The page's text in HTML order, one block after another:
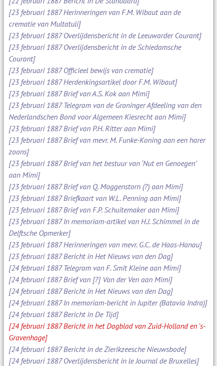
[23 februari 1887 Herinneringen van F.M. Wibaut aan de
crematie van Multatuli]
[23 februari 1887 Overlijdensbericht in de Leeuwarder Courant]
[23 februari 1887 Overlijdensbericht in de Schiedamsche
Courant]
[23 februari 1887 Officieel bewijs van crematie]
[23 februari 1887 Herdenkingsartikel door F.M. Wibaut]
[23 februari 1887 Brief van A.S. Kok aan Mimi]
[23 februari 1887 Telegram van de Groninger Afdeeling van den
Nederlandschen Bond voor Algemeen Kiesrecht aan Mimi]
[23 februari 1887 Brief van P.H. Ritter aan Mimi]
[23 februari 1887 Brief van mevr. M. Funke-Koning aan een harer
zoons]
[23 februari 1887 Brief van het bestuur van ‘Nut en Genoegen’
aan Mimi]
[23 februari 1887 Brief van Q. Moggenstorn (?) aan Mimi]
[23 februari 1887 Briefkaart van W.L. Penning aan Mimi]
[23 februari 1887 Brief van F.P. Schuitemaker aan Mimi]
[23 februari 1887 In memoriam-artikel van H.J. Schimmel in de
Delftsche Opmerker]
[23 februari 1887 Herinneringen van mevr. G.C. de Haas-Hanau]
[23 februari 1887 Bericht in Het Nieuws van den Dag]
[24 februari 1887 Telegram van F. Smit Kleine aan Mimi]
[24 februari 1887 Brief van [?] Van der Ven aan Mimi]
[24 februari 1887 Bericht in Het Nieuws van den Dag]
[24 februari 1887 In memoriam-bericht in Jupiter (Batavia Indra)]
[24 februari 1887 Bericht in De Tijd]
[24 februari 1887 Bericht in het Dagblad van Zuid-Holland en 's-
Gravenhage]
[24 februari 1887 Bericht in de Zierikzeesche Nieuwsbode]
[24 februari 1887 Overlijdensbericht in le Journal de Bruxelles]